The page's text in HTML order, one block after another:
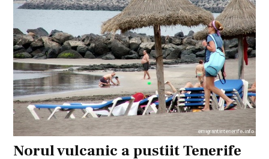
Norul vulcanic a pustiit Tenerife